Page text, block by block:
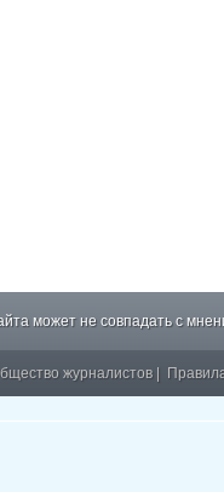
может не совпадать с
журналистов